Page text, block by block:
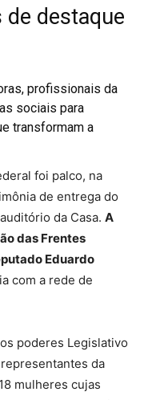
destaque
profissionais da
sociais para
transformam a
foi palco, na
de entrega do
da Casa. A
das Frentes
Eduardo
com a rede de
poderes Legislativo
da
mulheres cujas